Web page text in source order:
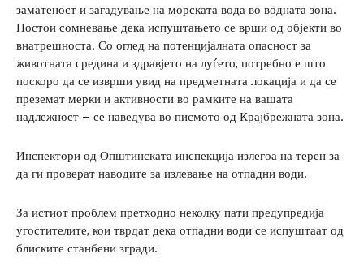
заматеност и загадување на морската вода во водната зона.
Постои сомневање дека испуштањето се врши од објекти во
внатрешноста. Со оглед на потенцијалната опасност за
животната средина и здравјето на луѓето, потребно е што
поскоро да се изврши увид на предметната локација и да се
преземат мерки и активности во рамките на вашата
надлежност – се наведува во писмото од Крајбрежната зона.
Инспектори од Општинската инспекција излегоа на терен за
да ги проверат наводите за излевање на отпадни води.
За истиот проблем претходно неколку пати предупредија
угостителите, кои тврдат дека отпадни води се испуштаат од
блиските станбени згради.